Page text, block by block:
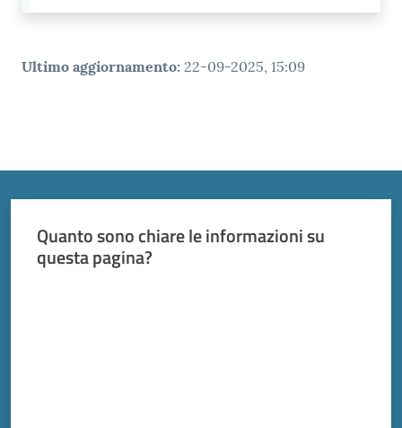
Ultimo aggiornamento: 22-09-2025, 15:09
Quanto sono chiare le informazioni su
questa pagina?